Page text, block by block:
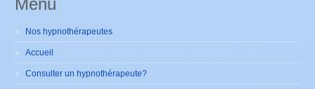
Menu
Nos hypnothérapeutes
Accueil
Consulter un hypnothérapeute?